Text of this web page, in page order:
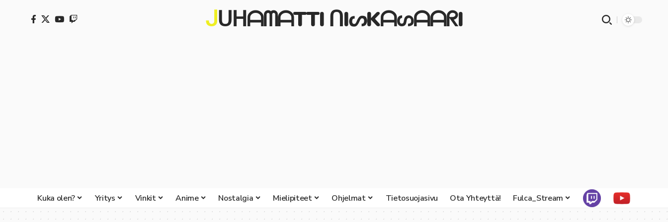
ᒍᑌᕼᗩᗰᗩTTI ᑎIᔕKᗩᔕᗩᗩᖇI
Kuka olen? Yritys Vinkit Anime Nostalgia Mielipiteet Ohjelmat Tietosuojasivu Ota Yhteyttä! Fulca_Stream